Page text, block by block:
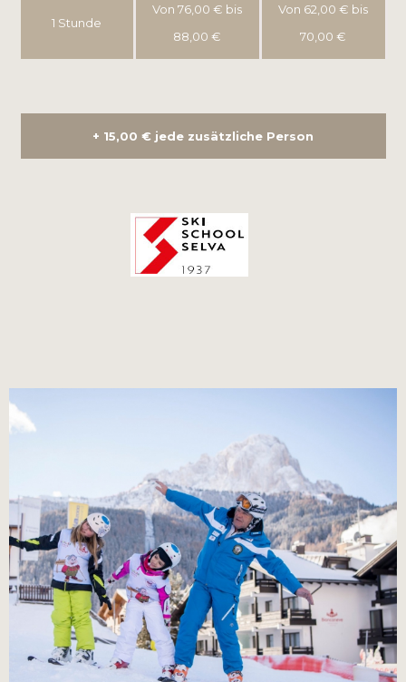
1 Stunde
Von 76,00 € bis
88,00 €
Von 62,00 € bis
70,00 €
+ 15,00 € jede zusätzliche Person